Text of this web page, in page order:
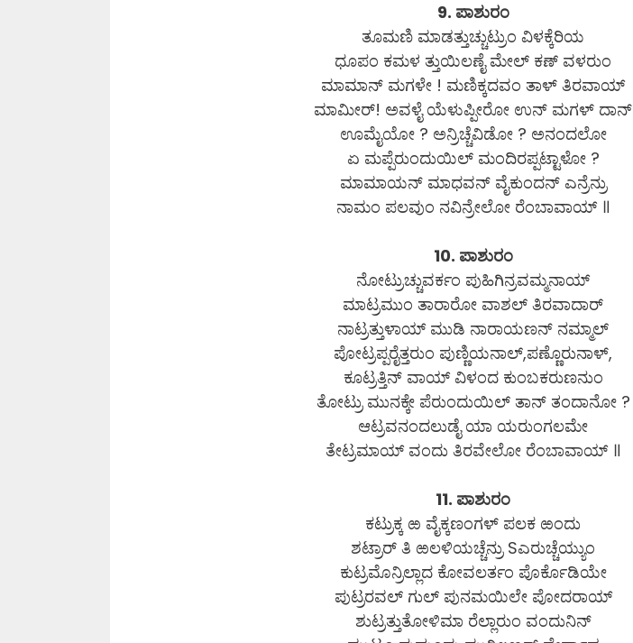
9. ಪಾಶುರಂ
ತೂಮಣಿ ಮಾಡತ್ತುಚ್ಚುಟ್ರುಂ ವಿಳಕ್ಕೆರಿಯ
ಧೂಪಂ ಕಮಳ ತ್ತುಯಿಲಣೈ ಮೇಲ್ ಕಣ್ ವಳರುಂ
ಮಾಮಾನ್ ಮಗಳೇ ! ಮಣಿಕ್ಕದವಂ ತಾಳ್ ತಿರವಾಯ್
ಮಾಮೀರ್! ಅವಳೈ ಯೆಳುಪ್ಪೀರೋ ಉನ್ ಮಗಳ್ ದಾನ್
ಊಮೈಯೋ ? ಅನ್ರಿಚ್ಚೆವಿಡೋ ? ಅನಂದಲೋ
ಏ ಮಪ್ಪೆರುಂದುಯಿಲ್ ಮಂದಿರಪ್ಪಟ್ಟಾಳೋ ?
ಮಾಮಾಯನ್ ಮಾಧವನ್ ವೈಕುಂದನ್ ಎನ್ರೆನ್ರು
ನಾಮಂ ಪಲವುಂ ನವಿನ್ರೇಲೋ ರೆಂಬಾವಾಯ್ ॥
10. ಪಾಶುರಂ
ನೋಟ್ರುಚ್ಚುವರ್ಕಂ ಪುಹಿಗಿನ್ರವಮ್ಮನಾಯ್
ಮಾಟ್ರಮುಂ ತಾರಾರೋ ವಾಶಲ್ ತಿರವಾದಾರ್
ನಾಟ್ರತ್ತುಳಾಯ್ ಮುಡಿ ನಾರಾಯಣನ್ ನಮ್ಮಾಲ್
ಪೋಟ್ರಪ್ಪರೈತ್ತರುಂ ಪುಣ್ಣಿಯನಾಲ್,ಪಣ್ಣೊರುನಾಳ್,
ಕೂಟ್ರತ್ತಿನ್ ವಾಯ್ ವಿಳಂದ ಕುಂಬಕರುಣನುಂ
ತೋಟ್ರು ಮುನಕ್ಕೇ ಪೆರುಂದುಯಿಲ್ ತಾನ್ ತಂದಾನೋ ?
ಆಟ್ರವನಂದಲುಡೈ ಯಾ ಯರುಂಗಲಮೇ
ತೇಟ್ರಮಾಯ್ ವಂದು ತಿರವೇಲೋ ರೆಂಬಾವಾಯ್ ॥
11. ಪಾಶುರಂ
ಕಟ್ರುಕ್ಕ ಱ ವೈಕ್ಕಣಂಗಳ್ ಪಲಕ ಱಂದು
ಶಟ್ರಾರ್ ತಿ ಱಲಳಿಯಚ್ಚೆನ್ರು Sಎರುಚ್ಚೆಯ್ಯುಂ
ಕುಟ್ರಮೊನ್ರಿಲ್ಲಾದ ಕೋವಲರ್ತಂ ಪೊರ್ಕೊಡಿಯೇ
ಪುಟ್ರರವಲ್ ಗುಲ್ ಪುನಮಯಿಲೇ ಪೋದರಾಯ್
ಶುಟ್ರತ್ತುತೋಳಿಮಾ ರೆಲ್ಲಾರುಂ ವಂದುನಿನ್